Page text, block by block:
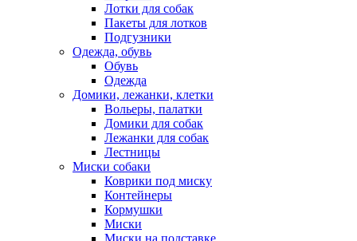
Лотки для собак
Пакеты для лотков
Подгузники
Одежда, обувь
Обувь
Одежда
Домики, лежанки, клетки
Вольеры, палатки
Домики для собак
Лежанки для собак
Лестницы
Миски собаки
Коврики под миску
Контейнеры
Кормушки
Миски
Миски на подставке